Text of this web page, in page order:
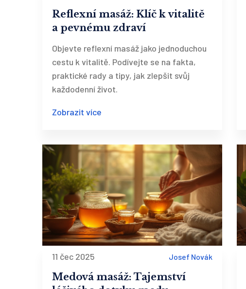
Reflexní masáž: Klíč k vitalitě
a pevnému zdraví
Objevte reflexní masáž jako jednoduchou
cestu k vitalitě. Podívejte se na fakta,
praktické rady a tipy, jak zlepšit svůj
každodenní život.
Zobrazit více
11 čec 2025 Josef Novák
Medová masáž: Tajemství